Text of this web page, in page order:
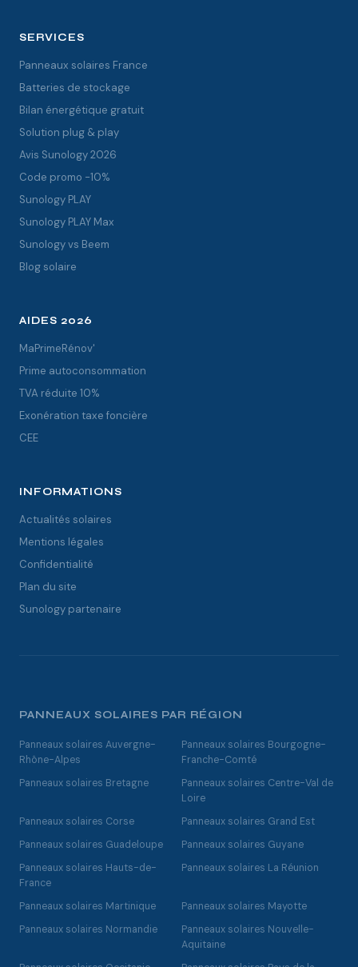
SERVICES
Panneaux solaires France
Batteries de stockage
Bilan énergétique gratuit
Solution plug & play
Avis Sunology 2026
Code promo -10%
Sunology PLAY
Sunology PLAY Max
Sunology vs Beem
Blog solaire
AIDES 2026
MaPrimeRénov'
Prime autoconsommation
TVA réduite 10%
Exonération taxe foncière
CEE
INFORMATIONS
Actualités solaires
Mentions légales
Confidentialité
Plan du site
Sunology partenaire
PANNEAUX SOLAIRES PAR RÉGION
Panneaux solaires Auvergne-
Rhône-Alpes
Panneaux solaires Bourgogne-
Franche-Comté
Panneaux solaires Bretagne
Panneaux solaires Centre-Val de
Loire
Panneaux solaires Corse
Panneaux solaires Grand Est
Panneaux solaires Guadeloupe
Panneaux solaires Guyane
Panneaux solaires Hauts-de-
France
Panneaux solaires La Réunion
Panneaux solaires Martinique
Panneaux solaires Mayotte
Panneaux solaires Normandie
Panneaux solaires Nouvelle-
Aquitaine